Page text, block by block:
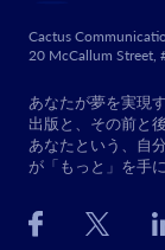
Cactus
20 McCallum Street,
あなたが夢を実現
出版と、その前と
あなたという、自
が「もっと」を手